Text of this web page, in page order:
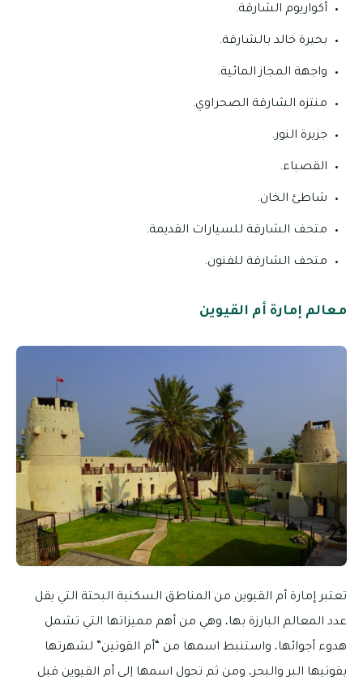
أكواريوم الشارقة.
بحيرة خالد بالشارقة.
واجهة المجاز المائية.
منتزه الشارقة الصحراوي.
جزيرة النور.
القصباء.
شاطئ الخان.
متحف الشارقة للسيارات القديمة.
متحف الشارقة للفنون.
معالم إمارة أم القيوين
تعتبر إمارة أم القيوين من المناطق السكنية البحتة التي يقل
عدد المعالم البارزة بها، وهي من أهم مميزاتها التي تشمل
هدوء أجوائها، واستنبط اسمها من “أم القوتين” لشهرتها
بقوتيها البر والبحر، ومن ثم تحول اسمها إلى أم القيوين قبل